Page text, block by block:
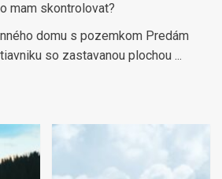
mam skontrolovat?
domu s pozemkom Predám
so zastavanou plochou ...